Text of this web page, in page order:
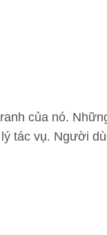
của nó.
tác vụ. Người